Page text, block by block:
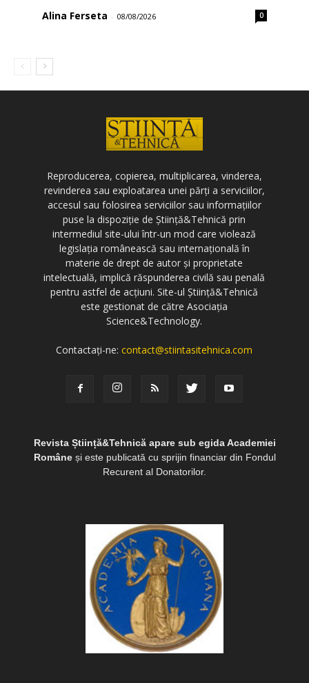
Alina Ferseta - 08/08/2026 0
Reproducerea, copierea, multiplicarea, vinderea,
revinderea sau exploatarea unei părți a serviciilor,
accesul sau folosirea serviciilor sau informațiilor
puse la dispoziție de Știință&Tehnică prin
intermediul site-ului într-un mod care violează
legislația românească sau internațională în
materie de drept de autor și proprietate
intelectuală, implică răspunderea civilă sau penală
pentru astfel de acțiuni. Site-ul Știință&Tehnică
este gestionat de către Asociația
Science&Technology.
Contactați-ne:contact@stiintasitehnica.com
Revista Știință&Tehnică apare sub egida Academiei
Româneși este publicată cu sprijin financiar din Fondul
Recurent al Donatorilor.